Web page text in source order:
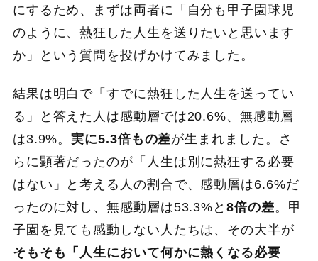
にするため、まずは両者に「自分も甲子園球児
のように、熱狂した人生を送りたいと思います
か」という質問を投げかけてみました。
結果は明白で「すでに熱狂した人生を送ってい
る」と答えた人は感動層では20.6%、無感動層
は3.9%。実に5.3倍もの差が生まれました。さ
らに顕著だったのが「人生は別に熱狂する必要
はない」と考える人の割合で、感動層は6.6%だ
ったのに対し、無感動層は53.3%と8倍の差。甲
子園を見ても感動しない人たちは、その大半が
そもそも「人生において何かに熱くなる必要